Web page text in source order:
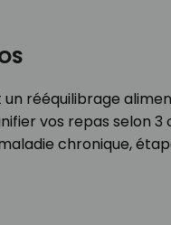
un rééquilibrage
vos repas selon 3
chronique,